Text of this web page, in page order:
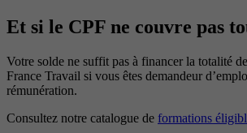
Et si le CPF ne couvre pas
Votre solde ne suffit pas à financer la totalité
France Travail si vous êtes demandeur
rémunération.
Consultez notre catalogue de formations